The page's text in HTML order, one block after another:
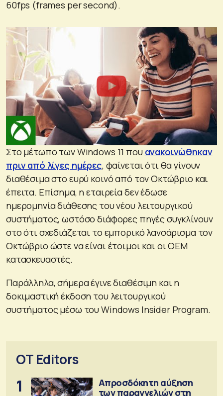
60fps (frames per second).
Στο μέτωπο των Windows 11 που ανακοινώθηκαν
πριν από λίγες ημέρες, φαίνεται ότι θα γίνουν
διαθέσιμα στο ευρύ κοινό από τον Οκτώβριο και
έπειτα. Επίσημα, η εταιρεία δεν έδωσε
ημερομηνία διάθεσης του νέου λειτουργικού
συστήματος, ωστόσο διάφορες πηγές συγκλίνουν
στο ότι σχεδιάζεται το εμπορικό λανσάρισμα τον
Οκτώβριο ώστε να είναι έτοιμοι και οι OEM
κατασκευαστές.
Παράλληλα, σήμερα έγινε διαθέσιμη και η
δοκιμαστική έκδοση του λειτουργικού
συστήματος μέσω του Windows Insider Program.
OT Editors
1
Απροσδόκητη αύξηση
των παραγγελιών στη